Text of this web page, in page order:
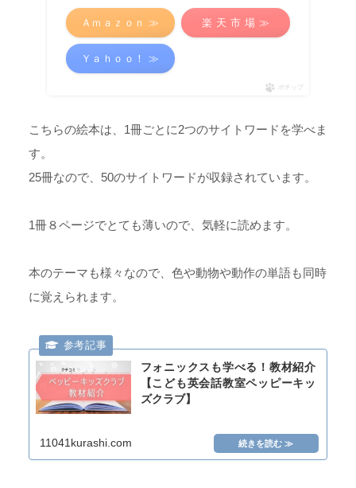
Ａｍａｚｏｎ ≫ 楽 天 市 場 ≫
Ｙａｈｏｏ！ ≫
ポチップ
こちらの絵本は、1冊ごとに2つのサイトワードを学べま
す。
25冊なので、50のサイトワードが収録されています。
1冊８ページでとても薄いので、気軽に読めます。
本のテーマも様々なので、色や動物や動作の単語も同時
に覚えられます。
フォニックスも学べる！教材紹介
【こども英会話教室ペッピーキッ
ズクラブ】
11041kurashi.com